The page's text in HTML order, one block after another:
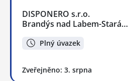
DISPONERO s.r.o.
Brandýs nad Labem-Stará…
Plný úvazek
Zveřejněno: 3. srpna